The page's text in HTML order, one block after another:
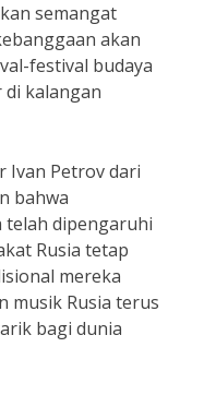
semangat
akan
festival budaya
kalangan
Ivan Petrov dari
bahwa
telah dipengaruhi
Rusia tetap
mereka
musik Rusia terus
bagi dunia